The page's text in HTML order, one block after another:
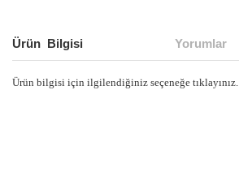
Ürün Bilgisi Yorumlar
Ürün bilgisi için ilgilendiğiniz seçeneğe tıklayınız.